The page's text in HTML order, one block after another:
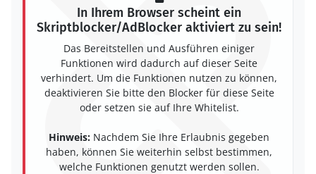
In Ihrem Browser scheint ein
Skriptblocker/AdBlocker aktiviert zu sein!
Das Bereitstellen und Ausführen einiger
Funktionen wird dadurch auf dieser Seite
verhindert. Um die Funktionen nutzen zu können,
deaktivieren Sie bitte den Blocker für diese Seite
oder setzen sie auf Ihre Whitelist.
Hinweis: Nachdem Sie Ihre Erlaubnis gegeben
haben, können Sie weiterhin selbst bestimmen,
welche Funktionen genutzt werden sollen.